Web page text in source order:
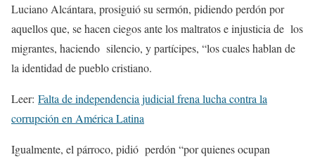
Luciano Alcántara, prosiguió su sermón, pidiendo perdón por
aquellos que, se hacen ciegos ante los maltratos e injusticia de los
migrantes, haciendo silencio, y partícipes, “los cuales hablan de
la identidad de pueblo cristiano.
Leer: Falta de independencia judicial frena lucha contra la
corrupción en América Latina
Igualmente, el párroco, pidió perdón “por quienes ocupan